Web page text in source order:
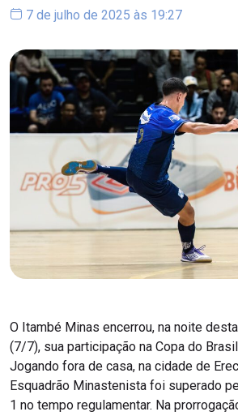
7 de julho de 2025 às 19:27
O Itambé Minas encerrou, na noite
(7/7), sua participação na Copa do
Jogando fora de casa, na cidade de
Esquadrão Minastenista foi superado
1 no tempo regulamentar. Na